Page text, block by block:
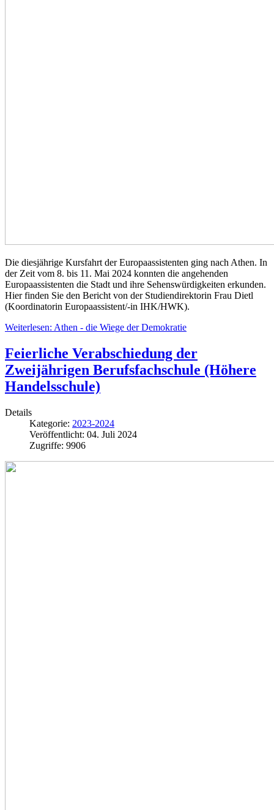
Die diesjährige Kursfahrt der Europaassistenten ging nach Athen. In
der Zeit vom 8. bis 11. Mai 2024 konnten die angehenden
Europaassistenten die Stadt und ihre Sehenswürdigkeiten erkunden.
Hier finden Sie den Bericht von der Studiendirektorin Frau Dietl
(Koordinatorin Europaassistent/-in IHK/HWK).
Weiterlesen: Athen - die Wiege der Demokratie
Feierliche Verabschiedung der
Zweijährigen Berufsfachschule (Höhere
Handelsschule)
Details
Kategorie: 2023-2024
Veröffentlicht: 04. Juli 2024
Zugriffe: 9906